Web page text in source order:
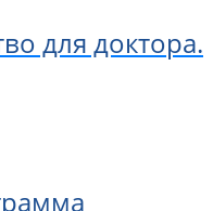
для доктора.